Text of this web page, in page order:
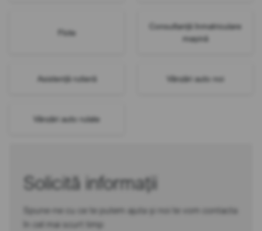
Flote
Consultanță înmatriculare
mașină
Asistență rutieră Vânzări auto noi
Vânzări auto rulate
Solicită informații
Spune-ne cu ce te putem ajuta și noi te vom contacta
în cel mai scurt timp